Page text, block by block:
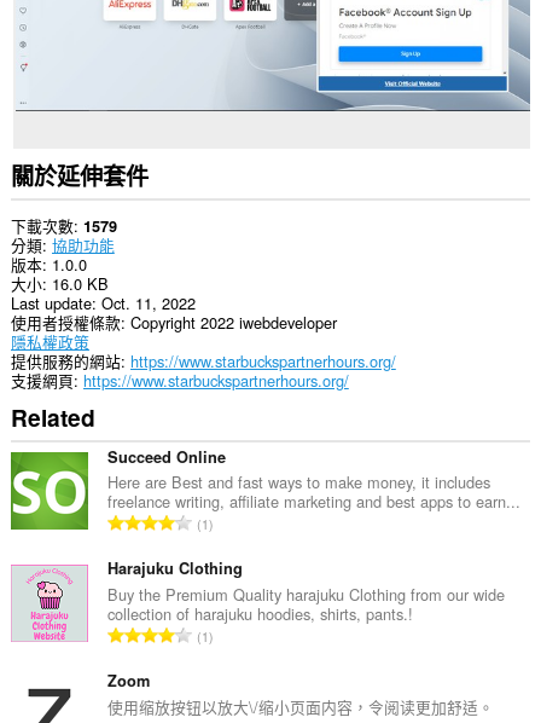
關於延伸套件
下載次數 1579
分類 協助功能
版本 1.0.0
大小 16.0 KB
Last update Oct. 11, 2022
使用者授權條款 Copyright 2022 iwebdeveloper
隱私權政策
提供服務的網站 https://www.starbuckspartnerhours.org/
支援網頁 https://www.starbuckspartnerhours.org/
Related
Succeed Online
Here are Best and fast ways to make money, it includes
freelance writing, affiliate marketing and best apps to earn...
評
的
總
次
數
1
Harajuku Clothing
Buy the Premium Quality harajuku Clothing from our wide
collection of harajuku hoodies, shirts, pants.!
評
總
1
Zoom
使用缩放按钮以放大\/缩小页面内容，令阅读更加舒适。